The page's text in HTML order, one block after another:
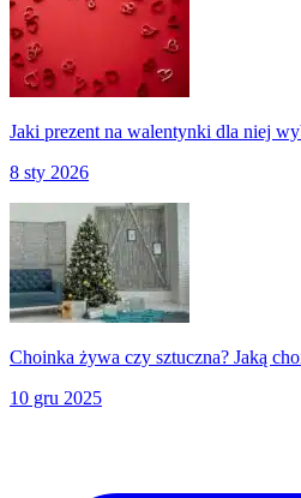
Jaki prezent na walentynki dla niej
8 sty 2026
Choinka żywa czy sztuczna? Jaką
10 gru 2025